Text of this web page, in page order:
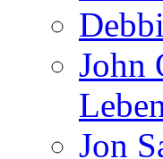
John
Jon